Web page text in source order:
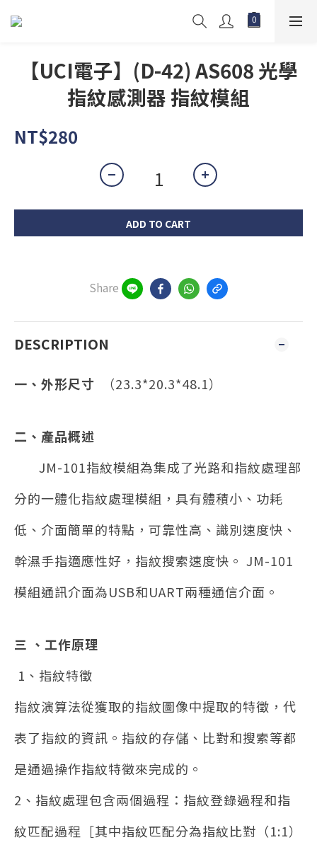
【UCI電子】(D-42) AS608 光學
指紋感測器 指紋模組
NT$280
ADD TO CART
Share
DESCRIPTION
一、外形尺寸 （23.3*20.3*48.1）
二、產品概述
JM-101指紋模組為集成了光路和指紋處理部
分的一體化指紋處理模組，具有體積小、功耗
低、介面簡單的特點，可靠性高、識別速度快、
幹濕手指適應性好，指紋搜索速度快。 JM-101
模組通訊介面為USB和UART兩種通信介面。
三 、工作原理
1 、指紋特徵
指紋演算法從獲取的指紋圖像中提取的特徵，代
表了指紋的資訊。指紋的存儲、比對和搜索等都
是通過操作指紋特徵來完成的。
2 、指紋處理包含兩個過程：指紋登錄過程和指
紋匹配過程［其中指紋匹配分為指紋比對（1:1）